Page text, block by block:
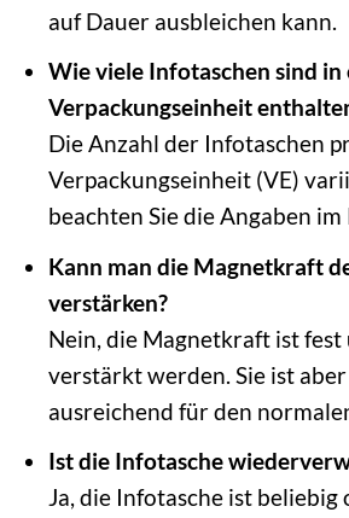
auf Dauer ausbleichen kann.
Wie viele Infotaschen sind in
Verpackungseinheit
Die Anzahl der Infotaschen
Verpackungseinheit (VE)
beachten Sie die Angaben
Kann man die Magnetkraft
verstärken?
Nein, die Magnetkraft ist
verstärkt werden. Sie ist
ausreichend für den
Ist die Infotasche
Ja, die Infotasche ist beliebig